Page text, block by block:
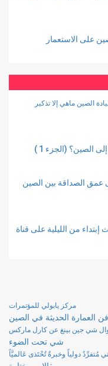
على الاستعمار
الصين ماهي إلا تذكير
الصين؟ (الجزء 1 )
عمق الصداقة بين الصين
من الليلية على قناة
مركز يابولي للمؤتمرات
فن العمارة الحديثة في الصين
شي جين بينغ عن كارل ماركس
شي تحت الضوء
مُتفرِّدٌ دولياً وخبرةٌ تُحْتَذى عَالميَّاً